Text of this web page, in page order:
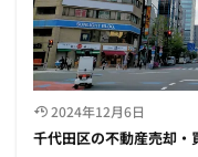
2024年12月6日
千代田区の不動産売却・